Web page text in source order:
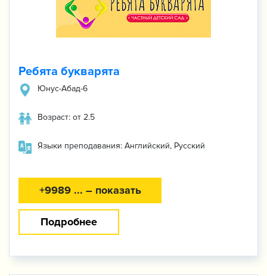
Ребята букварята
Юнус-Абад-6
Возраст: от 2.5
Языки преподавания: Английский, Русский
+9989 ... – показать
Подробнее